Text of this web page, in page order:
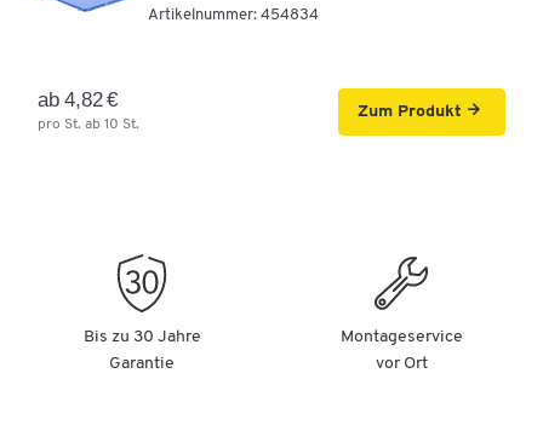
Artikelnummer: 454834
ab 4,82 €
pro St. ab 10 St.
Zum Produkt
Bis zu 30 Jahre
Garantie
Montageservice
vor Ort